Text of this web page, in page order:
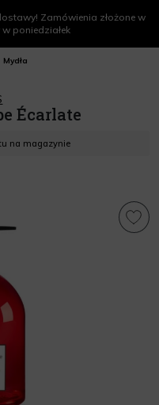
Zamówienia złożone w
poniedziałek
Mydła
Écarlate
na magazynie